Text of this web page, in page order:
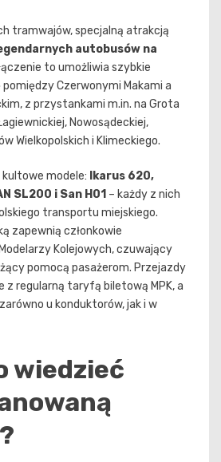
tramwajów, specjalną atrakcją
autobusów na
to umożliwia szybkie
Czerwonymi Makami a
z przystankami m.in. na Grota
Nowosądeckiej,
Wielkopolskich i Klimeckiego.
kultowe modele:
Ikarus 620,
SL200 i San H01 – każdy z nich
transportu miejskiego.
zapewnią członkowie
Kolejowych, czuwający
pomocą pasażerom. Przejazdy
z regularną taryfą biletową MPK, a
u konduktorów, jak i w
wiedzieć